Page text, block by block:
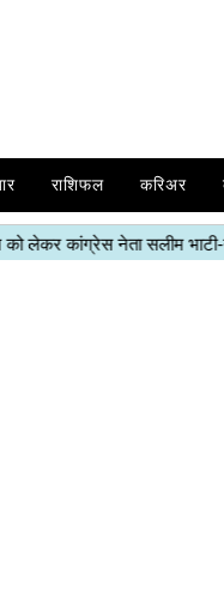
राशिफल करिअर